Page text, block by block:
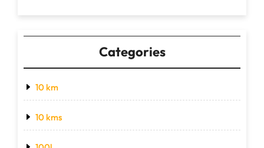
Categories
10 km
10 kms